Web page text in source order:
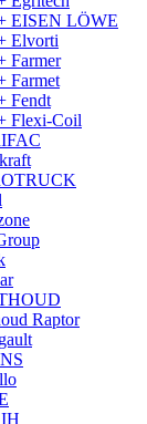
EISEN LÖWE
Elvorti
Farmer
Farmet
Fendt
Flexi-Coil
Raptor